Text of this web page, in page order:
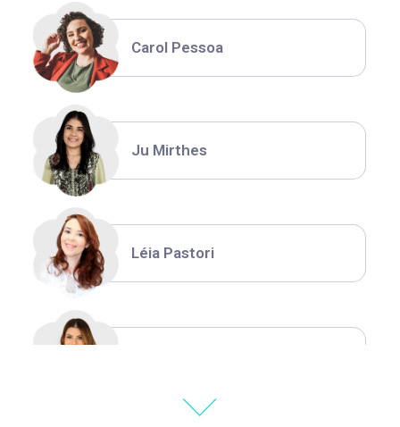
Carol Pessoa
Ju Mirthes
Léia Pastori